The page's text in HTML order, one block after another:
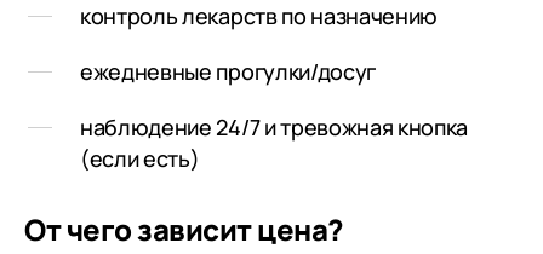
атмосфера,
контроль лекарств по назначению
ежедневные прогулки/досуг
наблюдение 24/7 и тревожная кнопка
(если есть)
От чего зависит цена?